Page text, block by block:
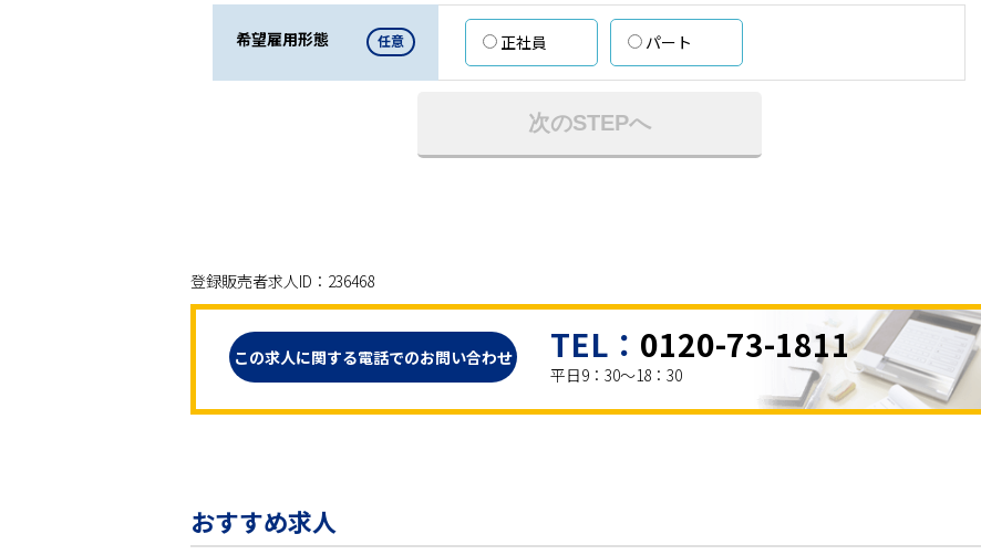
希望雇用形態 任意 正社員 パート
次のSTEPへ
登録販売者求人ID：236468
この求人に関する電話でのお問い合わせ TEL： 0120-73-1811
平日9：30～18：30
おすすめ求人